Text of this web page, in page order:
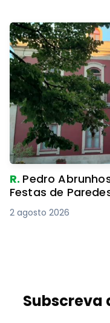
R. Pedro
Festas de
2 agosto 2026
Subscreva